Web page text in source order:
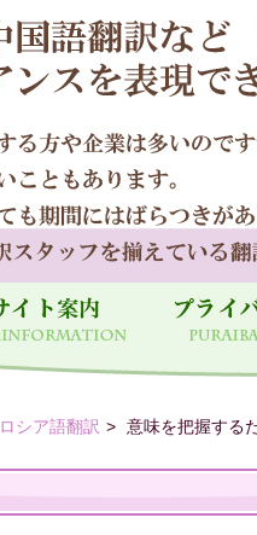
ロシア語翻訳 意味を把握する